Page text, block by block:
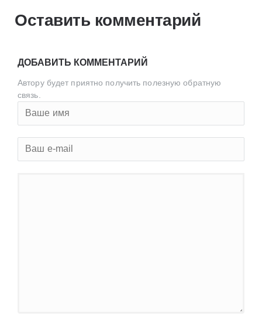
Оставить комментарий
ДОБАВИТЬ КОММЕНТАРИЙ
Автору будет приятно получить полезную обратную
связь.